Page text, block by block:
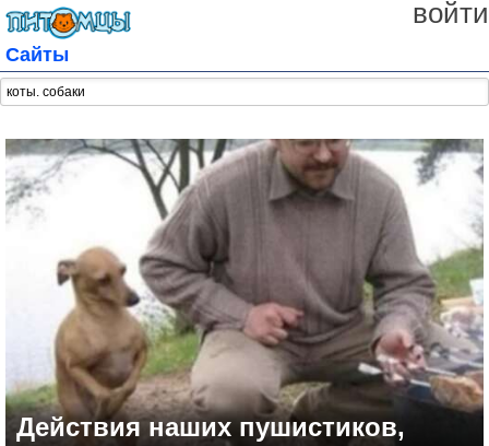
войти
Сайты
Действия наших пушистиков,